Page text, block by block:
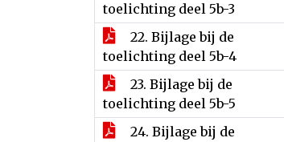
toelichting deel 5b-3
22. Bijlage bij de
toelichting deel 5b-4
23. Bijlage bij de
toelichting deel 5b-5
24. Bijlage bij de